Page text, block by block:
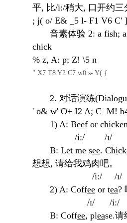
平, 比/i:/稍大, 口开约三
; j( o/ E& _5 l- F1 V6 C' ]
音素体验 2: a fish;
chick
% z, A: p; Z! \5 n
" X7 T8 Y2 C7 w0 s- Y( {
2. 对话演练
' o& w' O+ I2 A; C M!
1) A: Beef or chi
/i:/ /ɪ/
B: Let me see. Chi
想想, 请给我鸡肉吧。
/i:/ /
2) A: Coffee or tea?
/ɪ/ /i:/
B: Coffee, please.请